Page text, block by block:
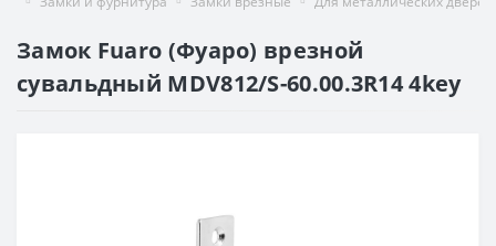
Замок Fuaro (Фуаро) врезной
сувальдный MDV812/S-60.00.3R14 4key